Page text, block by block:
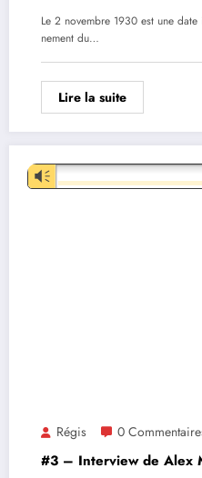
Le 2 novembre 1930 est une
nement du…
Lire la suite
Lecteur
audio
Vm
Régis 0
#3 – Interview de Alex